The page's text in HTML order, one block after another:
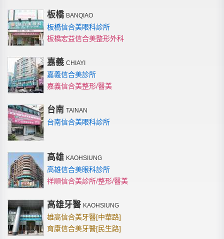
板橋 BANQIAO
板橋信合美眼科診所
板橋宏益信合美整形外科
嘉義 CHIAYI
嘉義信合美診所
嘉義信合美整形/醫美
台南 TAINAN
台南信合美眼科診所
高雄 KAOHSIUNG
高雄信合美眼科診所
祥順信合美診所/整形/醫美
高雄牙醫 KAOHSIUNG
雄高信合美牙醫[中華路]
育康信合美牙醫[民生路]